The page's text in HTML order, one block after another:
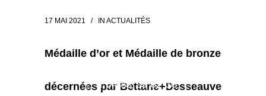
04 82 29 62 30
17 MAI 2021 IN ACTUALITÉS
Médaille d’or et Médaille de bronze
décernées par Bettane+Desseauve